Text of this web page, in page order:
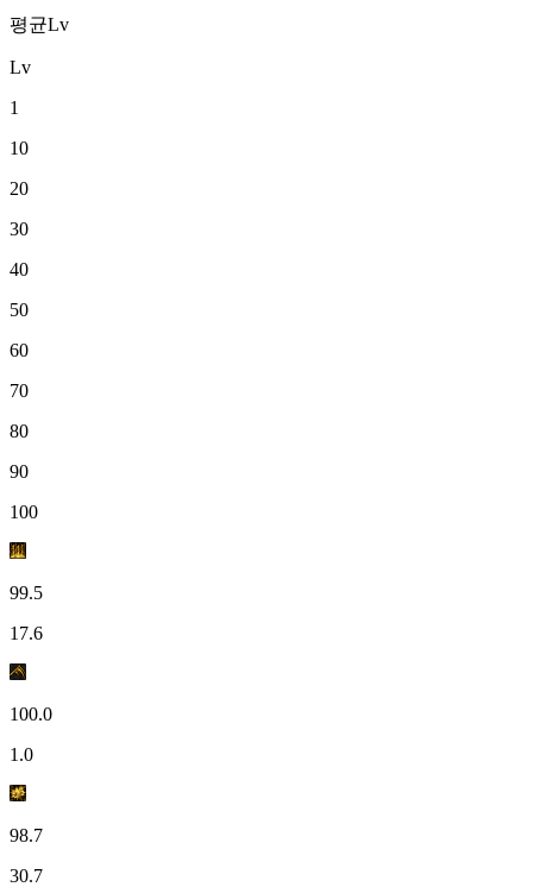
평균Lv
Lv
1
10
20
30
40
50
60
70
80
90
100
99.5
17.6
100.0
1.0
98.7
30.7